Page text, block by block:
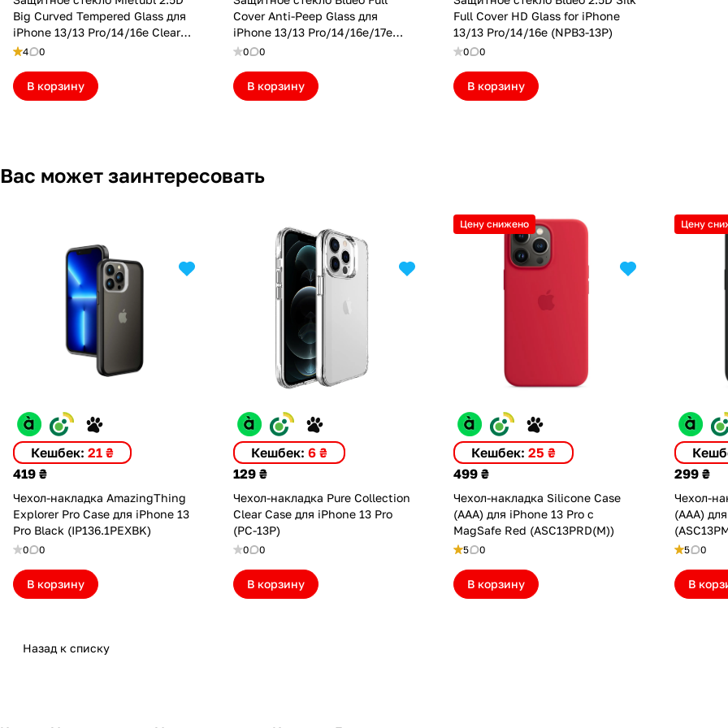
Big Curved Tempered Glass для
iPhone 13/13 Pro/14/16e Clear
(MTBL25D13PCL)
4 0
В корзину
Cover Anti-Peep Glass для
iPhone 13/13 Pro/14/16e/17e
(NPB14)
0 0
В корзину
Full Cover HD Glass for iPhone
13/13 Pro/14/16e (NPB3-13P)
0 0
В корзину
Вас может заинтересовать
Кешбек: 21 ₴
419 ₴
Чехол-накладка AmazingThing
Explorer Pro Case для iPhone 13
Pro Black (IP136.1PEXBK)
0 0
В корзину
Кешбек:6 ₴
129 ₴
Чехол-накладка Pure Collection
Clear Case для iPhone 13 Pro
(PC-13P)
0 0
В корзину
Цену снижено
Кешбек:25 ₴
499 ₴
Чехол-накладка Silicone Case
(AAA) для iPhone 13 Pro с
MagSafe Red (ASC13PRD(M))
5 0
В корзину
Цену
299 ₴
Чехол-
(AAA)
5 0
В
Назад к списку